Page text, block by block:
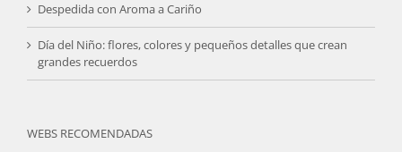
Despedida con Aroma a Cariño
Día del Niño: flores, colores y pequeños detalles que crean
grandes recuerdos
WEBS RECOMENDADAS